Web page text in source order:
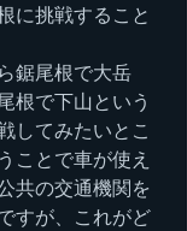
に挑戦すること
鋸尾根で大岳
根で下山という
してみたいとこ
ことで車が使え
共の交通機関を
すが、これがど